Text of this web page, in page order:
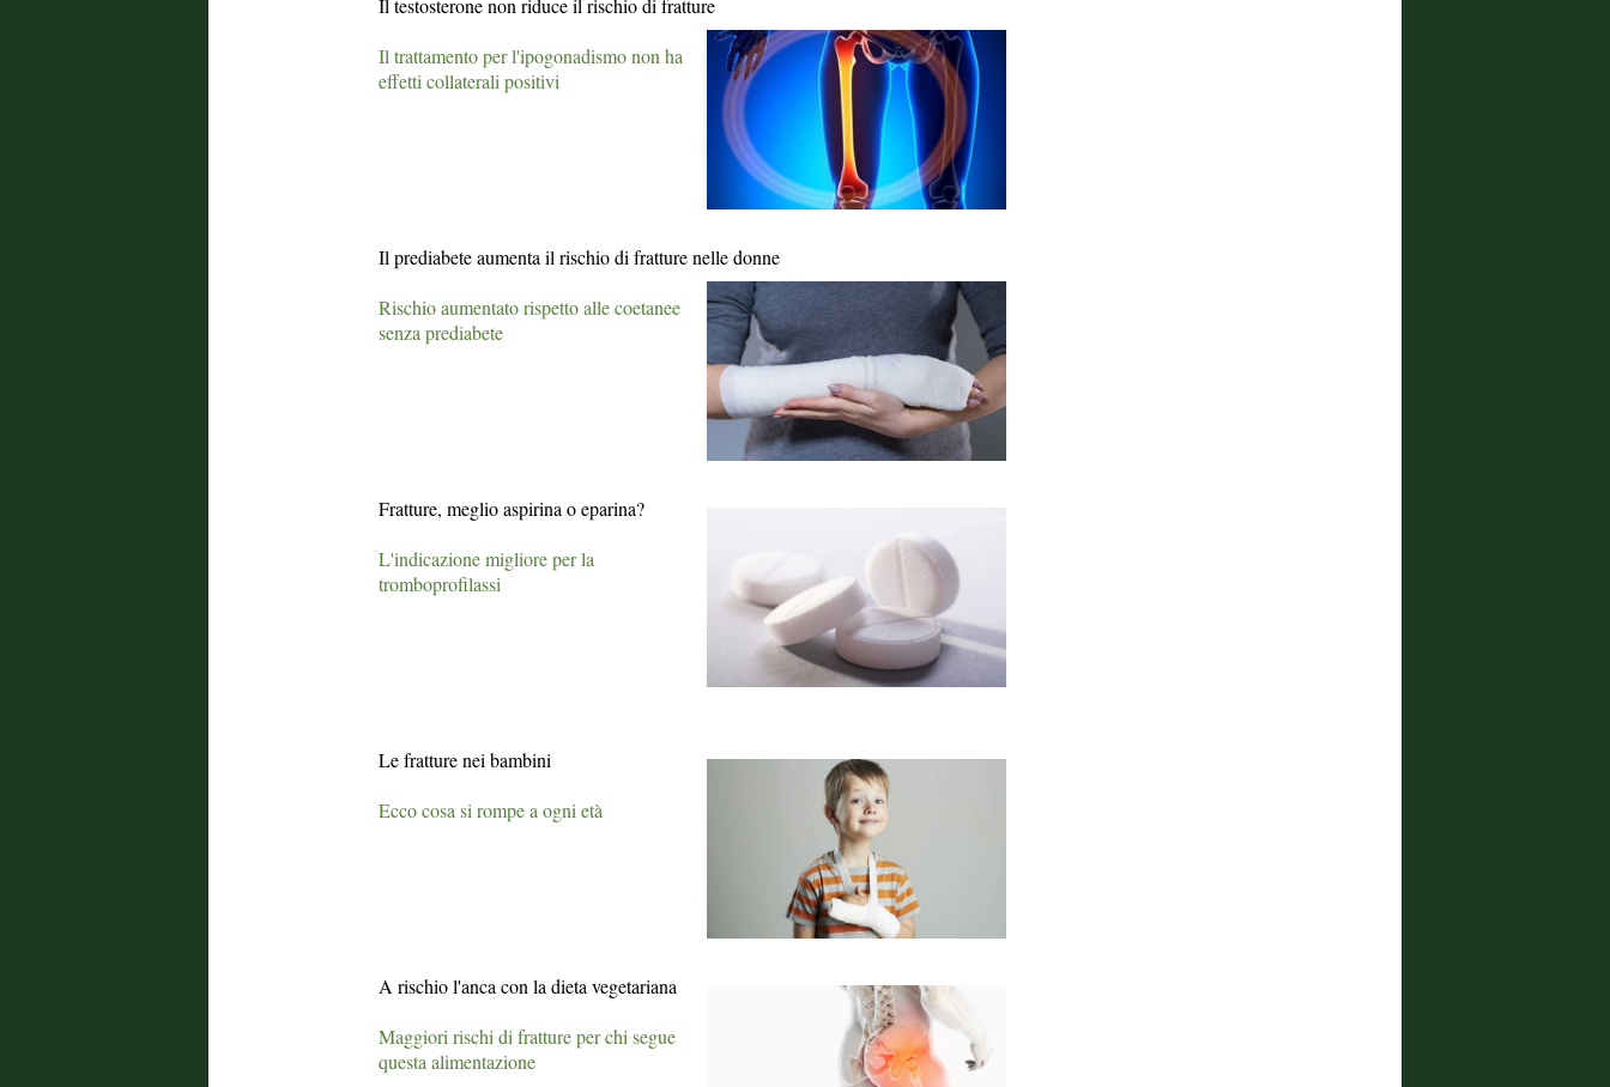
Il testosterone non riduce il rischio di fratture
Il trattamento per l'ipogonadismo non ha
effetti collaterali positivi
Il prediabete aumenta il rischio di fratture nelle donne
Rischio aumentato rispetto alle coetanee
senza prediabete
Fratture, meglio aspirina o eparina?
L'indicazione migliore per la
tromboprofilassi
Le fratture nei bambini
Ecco cosa si rompe a ogni età
A rischio l'anca con la dieta vegetariana
Maggiori rischi di fratture per chi segue
questa alimentazione